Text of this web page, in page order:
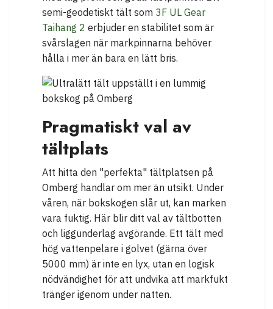
semi-geodetiskt tält som 3F UL Gear
Taihang 2 erbjuder en stabilitet som är
svårslagen när markpinnarna behöver
hålla i mer än bara en lätt bris.
Pragmatiskt val av
tältplats
Att hitta den "perfekta" tältplatsen på
Omberg handlar om mer än utsikt. Under
våren, när bokskogen slår ut, kan marken
vara fuktig. Här blir ditt val av tältbotten
och liggunderlag avgörande. Ett tält med
hög vattenpelare i golvet (gärna över
5000 mm) är inte en lyx, utan en logisk
nödvändighet för att undvika att markfukt
tränger igenom under natten.